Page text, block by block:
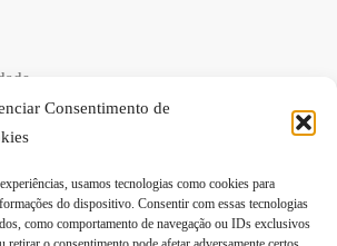
Consentimento de
usamos tecnologias como cookies para
do dispositivo. Consentir com essas tecnologias
como comportamento de navegação ou IDs exclusivos